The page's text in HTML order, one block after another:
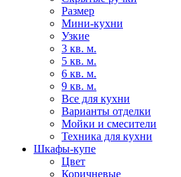
Размер
Мини-кухни
Узкие
3 кв. м.
5 кв. м.
6 кв. м.
9 кв. м.
Все для кухни
Варианты отделки
Мойки и смесители
Техника для кухни
Шкафы-купе
Цвет
Коричневые